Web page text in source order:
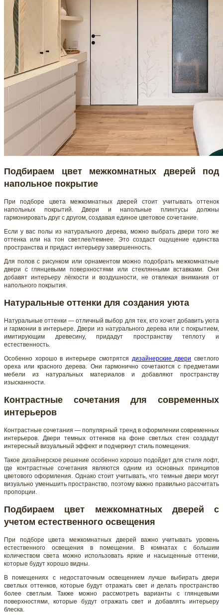
Подбираем цвет межкомнатных дверей под
напольное покрытие
При подборе цвета межкомнатных дверей стоит учитывать оттенок
напольных покрытий. Двери и напольные плинтусы должны
гармонировать друг с другом, создавая единое цветовое сочетание.
Если у вас полы из натурального дерева, можно выбрать двери того же
оттенка или на тон светлее/темнее. Это создаст ощущение единства
пространства и придаст интерьеру завершенность.
Для полов с рисунком или орнаментом можно подобрать межкомнатные
двери с глянцевыми поверхностями или стеклянными вставками. Они
добавят интерьеру лёгкости и воздушности, не отвлекая внимания от
напольного покрытия.
Натуральные оттенки для создания уюта
Натуральные оттенки — отличный выбор для тех, кто хочет добавить уюта
и гармонии в интерьере. Двери из натурального дерева или с покрытием,
имитирующим древесину, придадут пространству теплоту и
естественность.
Особенно хорошо в интерьере смотрятся дизайнерские двери светлого
ореха или красного дерева. Они гармонично сочетаются с предметами
мебели из натуральных материалов и добавляют пространству
изысканности.
Контрастные сочетания для современных
интерьеров
Контрастные сочетания — популярный тренд в оформлении современных
интерьеров. Двери темных оттенков на фоне светлых стен создадут
интересный визуальный эффект и подчеркнут стиль помещения.
Такое дизайнерское решение особенно хорошо подойдет для стиля лофт,
где контрастные сочетания являются одним из основных принципов
цветового оформления. Однако стоит учитывать, что темные двери могут
визуально уменьшить пространство, поэтому важно правильно рассчитать
пропорции.
Подбираем цвет межкомнатных дверей с
учетом естественного освещения
При подборе цвета межкомнатных дверей важно учитывать уровень
естественного освещения в помещении. В комнатах с большим
количеством света можно использовать яркие и насыщенные оттенки,
которые будут хорошо видны.
В помещениях с недостаточным освещением лучше выбирать двери
светлых оттенков, которые будут отражать свет и делать пространство
более светлым. Также можно рассмотреть варианты с глянцевыми
поверхностями, которые будут отражать свет и добавлять интерьеру
блеска.